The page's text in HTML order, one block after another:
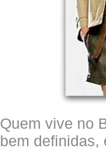
Quem vive no
bem